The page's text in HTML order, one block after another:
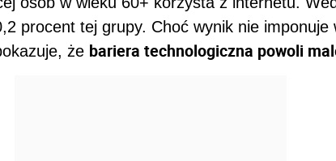
procent tej grupy. Choć wynik nie imponuje
że bariera technologiczna powoli